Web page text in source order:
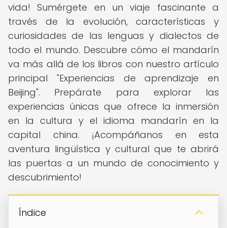
vida! Sumérgete en un viaje fascinante a
través de la evolución, características y
curiosidades de las lenguas y dialectos de
todo el mundo. Descubre cómo el mandarín
va más allá de los libros con nuestro artículo
principal "Experiencias de aprendizaje en
Beijing". Prepárate para explorar las
experiencias únicas que ofrece la inmersión
en la cultura y el idioma mandarín en la
capital china. ¡Acompáñanos en esta
aventura lingüística y cultural que te abrirá
las puertas a un mundo de conocimiento y
descubrimiento!
Índice